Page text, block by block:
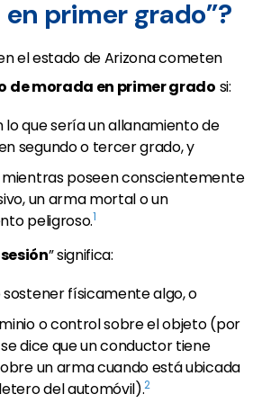
primer grado”?
el estado de Arizona cometen
de morada en primer grado si:
que sería un allanamiento de
segundo o tercer grado, y
poseen conscientemente
un arma mortal o un
peligroso.1
” significa:
sostener físicamente algo, o
o control sobre el objeto (por
dice que un conductor tiene
un arma cuando está ubicada
del automóvil).2